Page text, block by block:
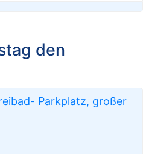
den
Parkplatz, großer